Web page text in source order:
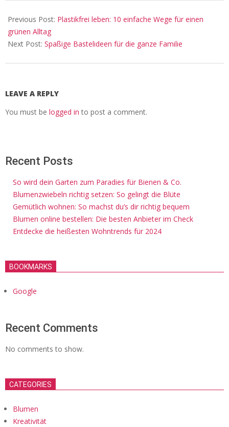
03-
29
Previous Post: Plastikfrei leben: 10 einfache Wege für einen
grünen Alltag
Next Post: Spaßige Bastelideen für die ganze Familie
LEAVE A REPLY
You must be logged in to post a comment.
Recent Posts
So wird dein Garten zum Paradies für Bienen & Co.
Blumenzwiebeln richtig setzen: So gelingt die Blüte
Gemütlich wohnen: So machst du’s dir richtig bequem
Blumen online bestellen: Die besten Anbieter im Check
Entdecke die heißesten Wohntrends für 2024
BOOKMARKS
Google
Recent Comments
No comments to show.
CATEGORIES
Blumen
Kreativität